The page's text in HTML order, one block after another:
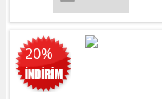
20%